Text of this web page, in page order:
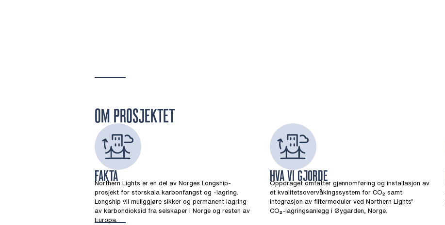
OM PROSJEKTET
FAKTA
Northern Lights er en del av Norges Longship-
prosjekt for storskala karbonfangst og -lagring.
Longship vil muliggjøre sikker og permanent lagring
av karbondioksid fra selskaper i Norge og resten av
Europa.
HVA VI GJORDE
Oppdraget omfatter gjennomføring og installasjon av
et kvalitetsovervåkingssystem for CO₂ samt
integrasjon av filtermoduler ved Northern Lights’
CO₂-lagringsanlegg i Øygarden, Norge.